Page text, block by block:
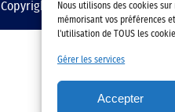
Nous utilisons des cookies
mémorisant vos préférences
l'utilisation de TOUS les
Gérer les services
Accepter
Copyright © 2022 Alliance des